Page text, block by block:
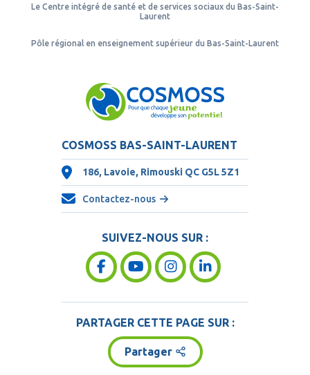
Le Centre intégré de santé et de services sociaux du Bas-Saint-
Laurent
Pôle régional en enseignement supérieur du Bas-Saint-Laurent
COSMOSS BAS-SAINT-LAURENT
186, Lavoie, Rimouski QC G5L 5Z1
Contactez-nous
SUIVEZ-NOUS SUR :
PARTAGER CETTE PAGE SUR :
Partager